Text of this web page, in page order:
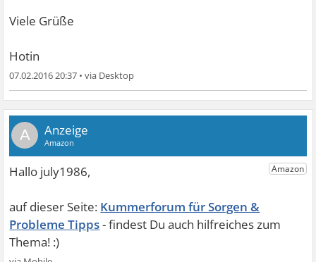
Viele Grüße
Hotin
07.02.2016 20:37 •
A
Kummerforum für Sorgen &
Probleme Tipps